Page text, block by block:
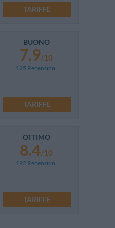
TARIFFE
BUONO
7.9/10
125 Recensioni
TARIFFE
OTTIMO
8.4/10
192 Recensioni
TARIFFE